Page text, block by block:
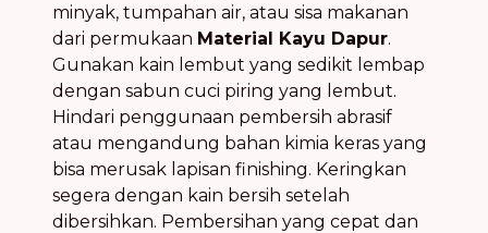
minyak, tumpahan air, atau sisa makanan
dari permukaan Material Kayu Dapur.
Gunakan kain lembut yang sedikit lembap
dengan sabun cuci piring yang lembut.
Hindari penggunaan pembersih abrasif
atau mengandung bahan kimia keras yang
bisa merusak lapisan finishing. Keringkan
segera dengan kain bersih setelah
dibersihkan. Pembersihan yang cepat dan